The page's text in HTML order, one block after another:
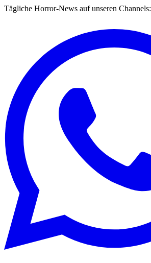
Tägliche Horror-News auf unseren Channels: